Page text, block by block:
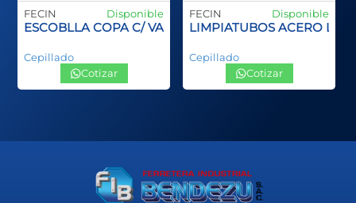
PLASTCO SPID INOX
FECIN Disponible
ESCOBLLA COPA C/ VASTAGO
Cepillado
Cotizar
FECIN Disponible
LIMPIATUBOS ACERO
Cepillado
Cotizar